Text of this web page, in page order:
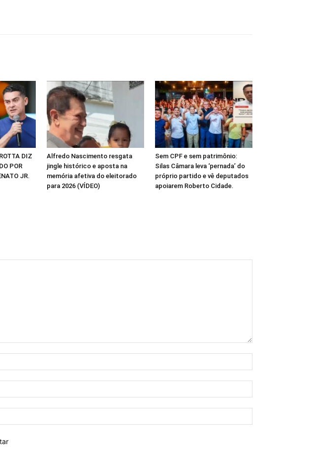
DIZ
POR
JR.
Alfredo Nascimento resgata
jingle histórico e aposta na
memória afetiva do eleitorado
para 2026 (VÍDEO)
Sem CPF e sem patrimônio:
Silas Câmara leva ‘pernada’ do
próprio partido e vê deputados
apoiarem Roberto Cidade.